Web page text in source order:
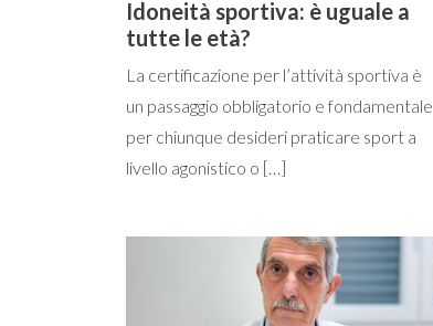
Idoneità sportiva: è uguale a
tutte le età?
La certificazione per l’attività sportiva è
un passaggio obbligatorio e fondamentale
per chiunque desideri praticare sport a
livello agonistico o […]